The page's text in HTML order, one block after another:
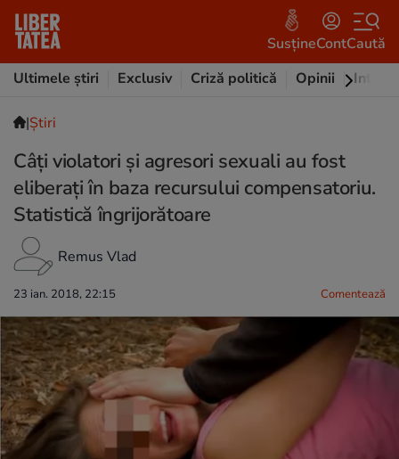
SusțineContCaută
Ultimele știri
Exclusiv Criză politică Opinii
|Ştiri
Câți violatori și agresori sexuali au fost
eliberați în baza recursului compensatoriu.
Statistică îngrijorătoare
Remus Vlad
23 ian. 2018, 22:15 Comentează